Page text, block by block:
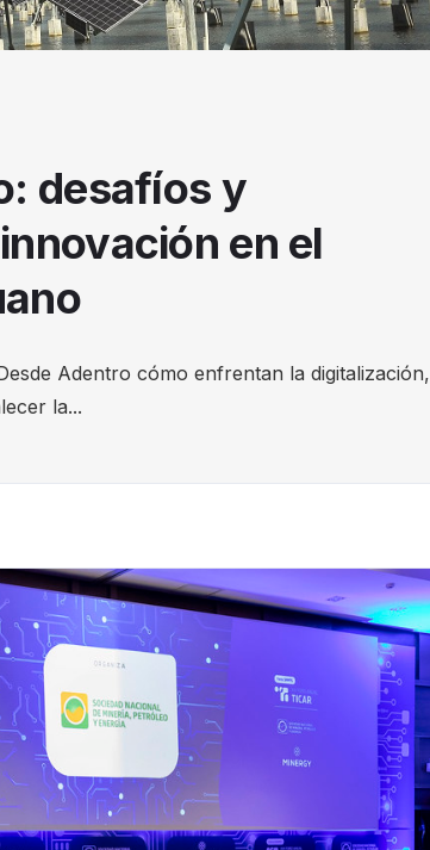
desafíos y
en el
Adentro cómo enfrentan la digitalización,
la...